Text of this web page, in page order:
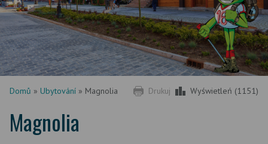
Drukuj Wyświetleń (1151)
Domů » Ubytování » Magnolia
Magnolia